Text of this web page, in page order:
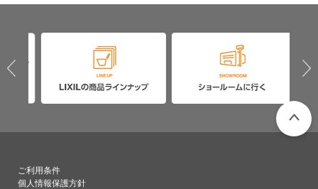
ご利用条件
個人情報保護方針